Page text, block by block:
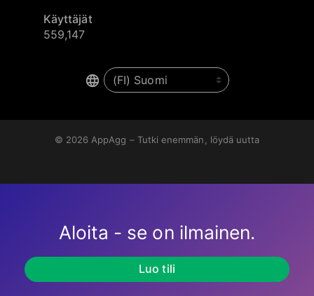
Käyttäjät
559,147
© 2026 AppAgg – Tutki enemmän, löydä uutta
Aloita - se on ilmainen.
Luo tili